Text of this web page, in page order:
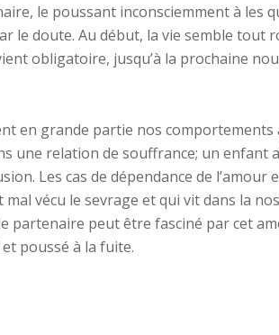
le poussant inconsciemment à les
le doute. Au début, la vie semble tout
obligatoire, jusqu’à la prochaine
en grande partie nos comportements
une relation de souffrance; un enfant
Les cas de dépendance de l’amour
vécu le sevrage et qui vit dans la
partenaire peut être fasciné par cet
poussé à la fuite.